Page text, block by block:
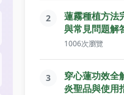
2
蓮霧種植方法
與常見問題解
1006次瀏覽
3
穿心蓮功效全
炎聖品與使用